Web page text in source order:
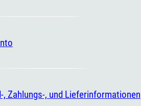
, Zahlungs-, und Lieferinformationen